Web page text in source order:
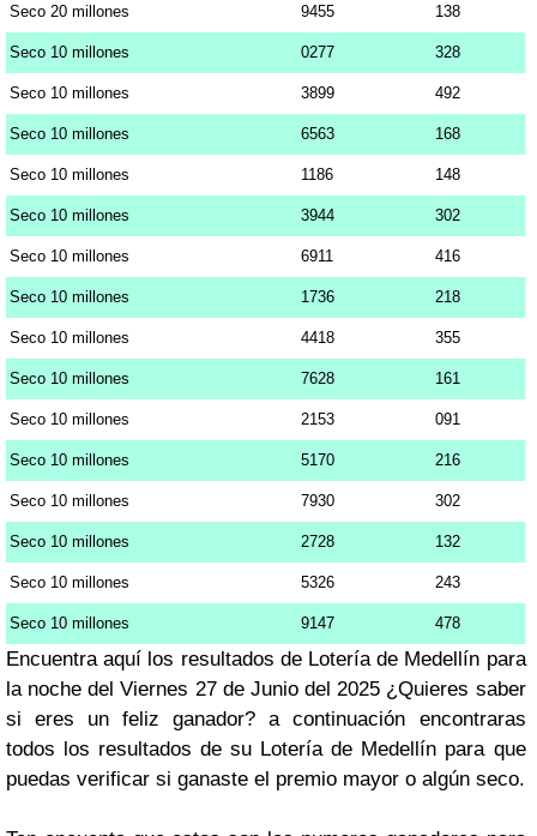
Seco 20 millones 9455 138
Seco 10 millones 0277 328
Seco 10 millones 3899 492
Seco 10 millones 6563 168
Seco 10 millones 1186 148
Seco 10 millones 3944 302
Seco 10 millones 6911 416
Seco 10 millones 1736 218
Seco 10 millones 4418 355
Seco 10 millones 7628 161
Seco 10 millones 2153 091
Seco 10 millones 5170 216
Seco 10 millones 7930 302
Seco 10 millones 2728 132
Seco 10 millones 5326 243
Seco 10 millones 9147 478
Encuentra aquí los resultados de Lotería de Medellín para
la noche del Viernes 27 de Junio del 2025 ¿Quieres saber
si eres un feliz ganador? a continuación encontraras
todos los resultados de su Lotería de Medellín para que
puedas verificar si ganaste el premio mayor o algún seco.